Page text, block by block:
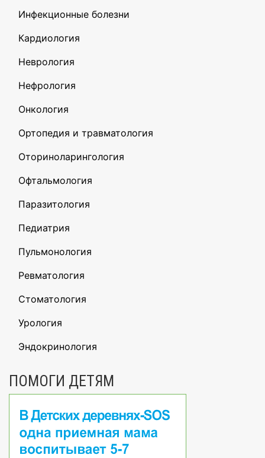
Инфекционные болезни
Кардиология
Неврология
Нефрология
Онкология
Ортопедия и травматология
Оториноларингология
Офтальмология
Паразитология
Педиатрия
Пульмонология
Ревматология
Стоматология
Урология
Эндокринология
ПОМОГИ ДЕТЯМ